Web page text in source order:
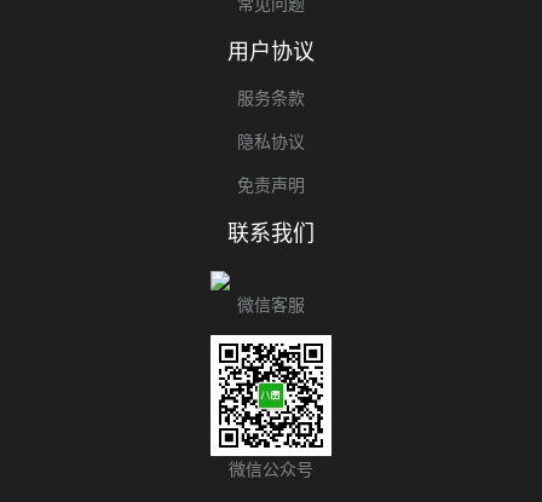
用户协议
服务条款
隐私协议
免责声明
联系我们
微信客服
微信公众号